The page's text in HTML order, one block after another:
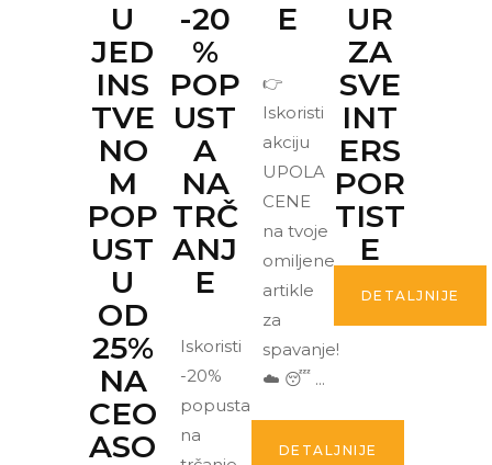
U
JED
INS
TVE
NO
M
POP
UST
U
OD
25%
NA
CEO
ASO
-20
%
POP
UST
A
NA
TRČ
ANJ
E
Iskoristi
-20%
popusta
na
E
👉
Iskoristi
akciju
UPOLA
CENE
na tvoje
omiljene
artikle
za
spavanje!
☁️ 😴
DETALJNIJE
UR
ZA
SVE
INT
ERS
POR
TIST
E
DETALJNIJE